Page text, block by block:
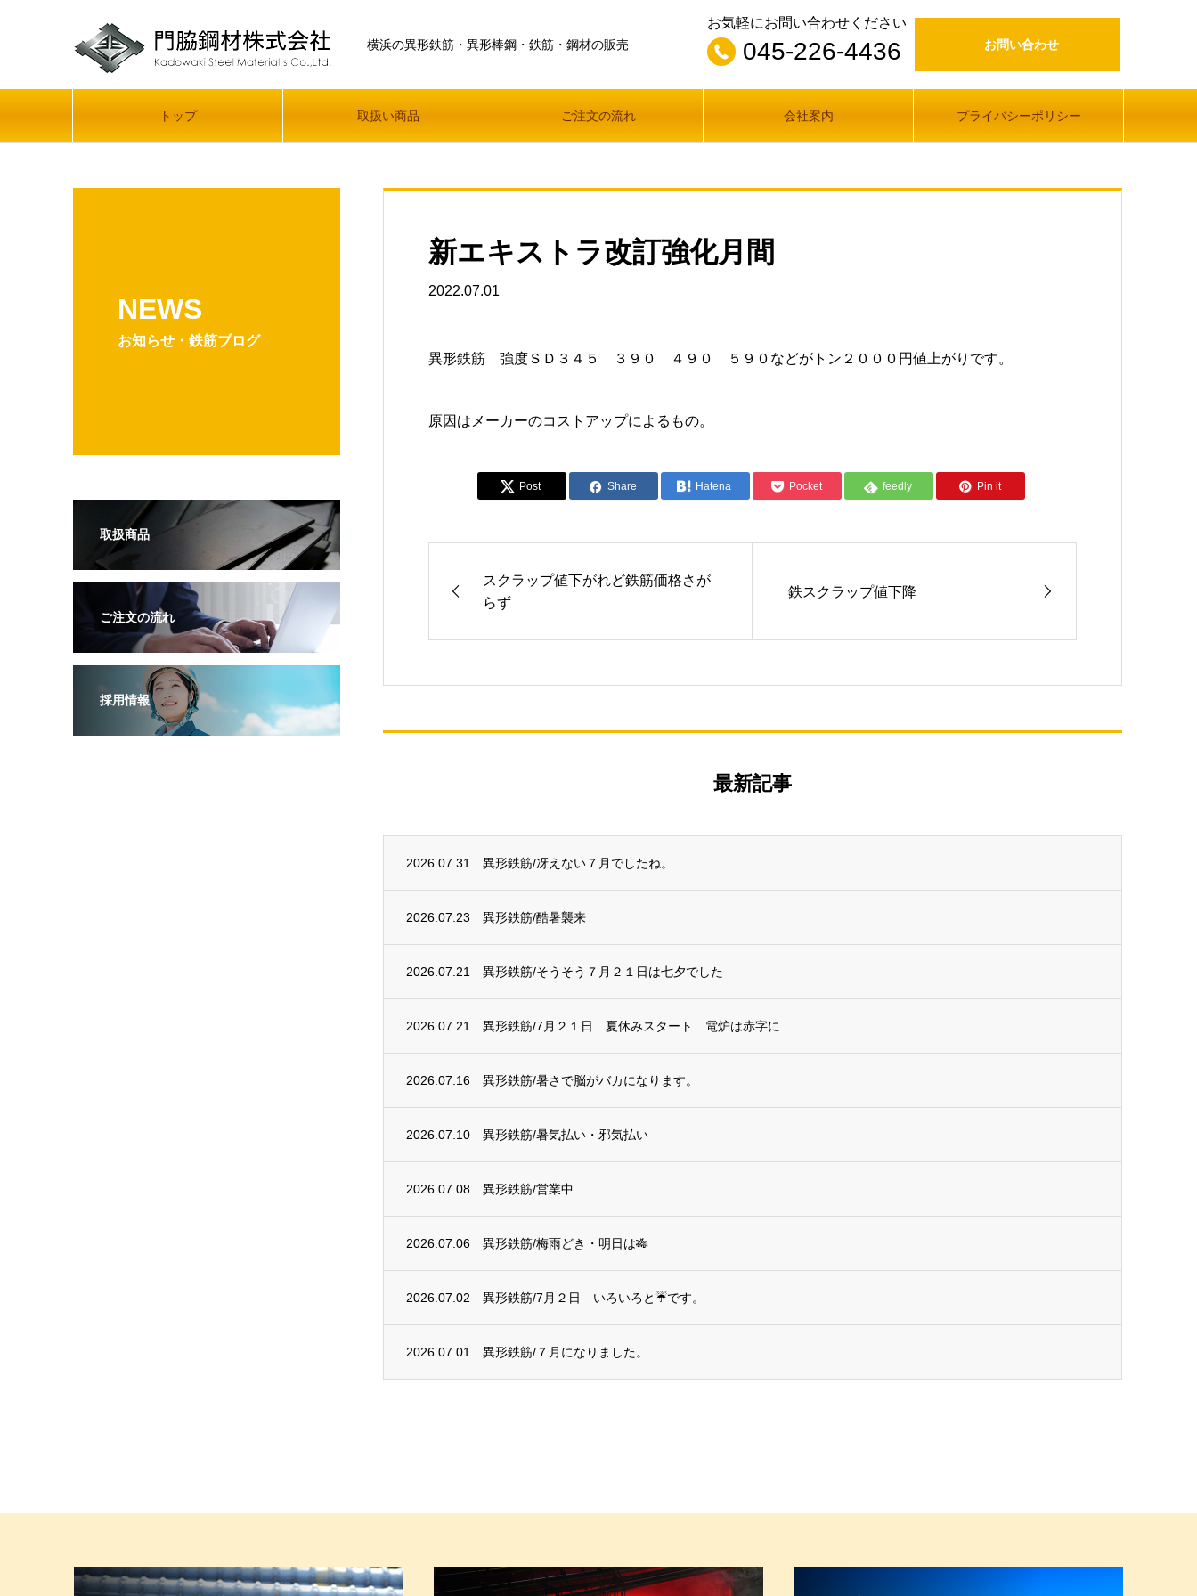
横浜の異形鉄筋・異形棒鋼・鉄筋・鋼材の販売
お気軽にお問い合わせください
045-226-4436 お問い合わせ
トップ 取扱い商品 ご注文の流れ 会社案内 プライバシーポリシー
NEWS
お知らせ・鉄筋ブログ
新エキストラ改訂強化月間
2022.07.01
異形鉄筋 強度ＳＤ３４５ ３９０ ４９０ ５９０などがトン２０００円値上がりです。
原因はメーカーのコストアップによるもの。
Post Share Hatena Pocket feedly Pin it
スクラップ値下がれど鉄筋価格さが
らず
鉄スクラップ値下降
最新記事
2026.07.31 異形鉄筋/冴えない７月でしたね。
2026.07.23 異形鉄筋/酷暑襲来
2026.07.21 異形鉄筋/そうそう７月２１日は七夕でした
2026.07.21 異形鉄筋/7月２１日 夏休みスタート 電炉は赤字に
2026.07.16 異形鉄筋/暑さで脳がバカになります。
2026.07.10 異形鉄筋/暑気払い・邪気払い
2026.07.08 異形鉄筋/営業中
2026.07.06 異形鉄筋/梅雨どき・明日は🎋
2026.07.02 異形鉄筋/7月２日 いろいろと☔です。
2026.07.01 異形鉄筋/７月になりました。
取扱商品
ご注文の流れ
採用情報